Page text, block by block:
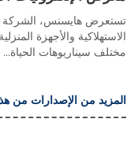
تستعرض هايسنس، الشركة
الاستهلاكية والأجهزة
مختلف سيناريوهات الحياة...
المزيد من الإصدارات من